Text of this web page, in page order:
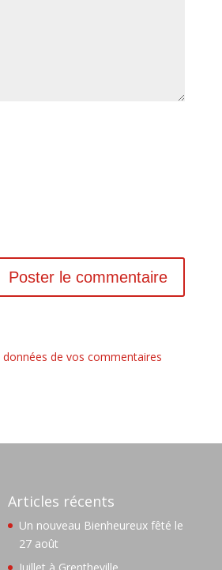
de vos commentaires
Articles récents
Un nouveau Bienheureux fêté le
27 août